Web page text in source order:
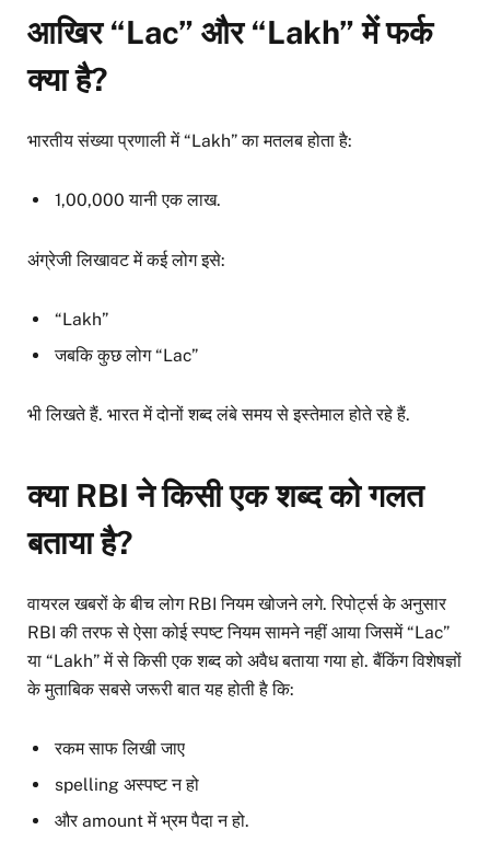
आखिर “Lac” और “Lakh” में फर्क
क्या है?
भारतीय संख्या प्रणाली में “Lakh” का मतलब होता है:
1,00,000 यानी एक लाख.
अंग्रेजी लिखावट में कई लोग इसे:
“Lakh”
जबकि कुछ लोग “Lac”
भी लिखते हैं. भारत में दोनों शब्द लंबे समय से इस्तेमाल होते रहे हैं.
क्या RBI ने किसी एक शब्द को गलत
बताया है?
वायरल खबरों के बीच लोग RBI नियम खोजने लगे. रिपोर्ट्स के अनुसार
RBI की तरफ से ऐसा कोई स्पष्ट नियम सामने नहीं आया जिसमें “Lac”
या “Lakh” में से किसी एक शब्द को अवैध बताया गया हो. बैंकिंग विशेषज्ञों
के मुताबिक सबसे जरूरी बात यह होती है कि:
रकम साफ लिखी जाए
spelling अस्पष्ट न हो
और amount में भ्रम पैदा न हो.